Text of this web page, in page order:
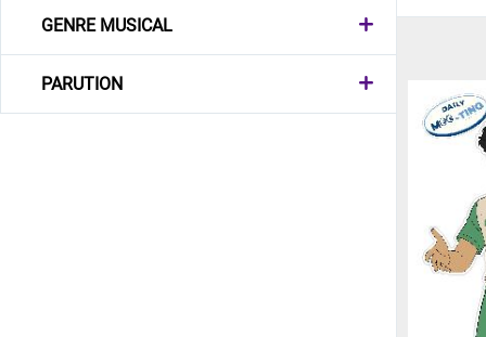
GENRE MUSICAL
PARUTION